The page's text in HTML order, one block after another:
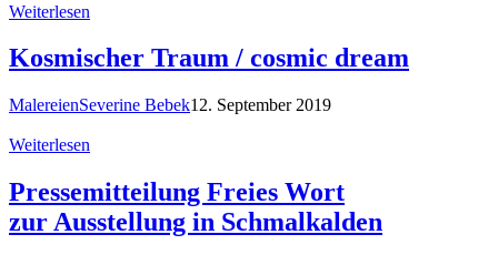
Weiterlesen
Kosmischer Traum / cosmic dream
MalereienSeverine Bebek12. September 2019
Weiterlesen
Pressemitteilung Freies Wort
zur Ausstellung in Schmalkalden